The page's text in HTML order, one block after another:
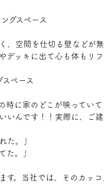
、空間を仕切る壁などが
デッキに出て心も体もリフ
時に家のどこが映ってい
いんです！！実際に、ご
た。」
た。」
す。当社では、そのカッ